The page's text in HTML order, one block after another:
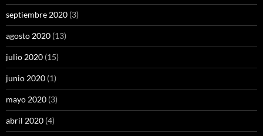
septiembre 2020 (3)
agosto 2020 (13)
julio 2020 (15)
junio 2020 (1)
mayo 2020 (3)
abril 2020 (4)